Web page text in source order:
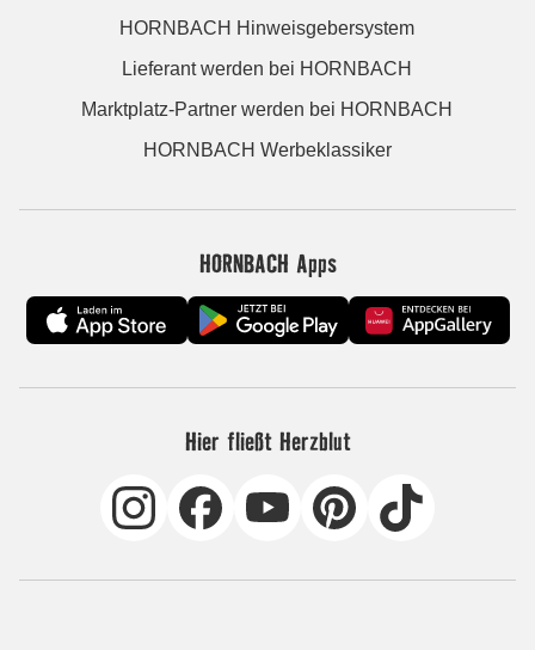
HORNBACH Hinweisgebersystem
Lieferant werden bei HORNBACH
Marktplatz-Partner werden bei HORNBACH
HORNBACH Werbeklassiker
HORNBACH Apps
Hier fließt Herzblut